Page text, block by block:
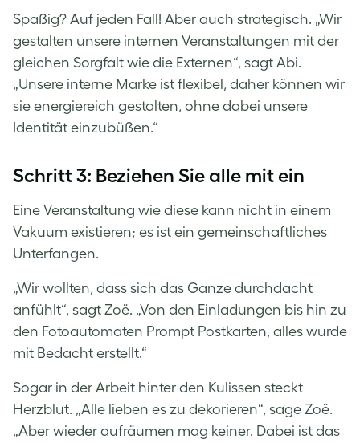
Spaßig? Auf jeden Fall! Aber auch strategisch. „Wir
gestalten unsere internen Veranstaltungen mit der
gleichen Sorgfalt wie die Externen“, sagt Abi.
„Unsere interne Marke ist flexibel, daher können wir
sie energiereich gestalten, ohne dabei unsere
Identität einzubüßen.“
Schritt 3: Beziehen Sie alle mit ein
Eine Veranstaltung wie diese kann nicht in einem
Vakuum existieren; es ist ein gemeinschaftliches
Unterfangen.
„Wir wollten, dass sich das Ganze durchdacht
anfühlt“, sagt Zoë. „Von den Einladungen bis hin zu
den Fotoautomaten Prompt Postkarten, alles wurde
mit Bedacht erstellt.“
Sogar in der Arbeit hinter den Kulissen steckt
Herzblut. „Alle lieben es zu dekorieren“, sage Zoë.
„Aber wieder aufräumen mag keiner. Dabei ist das